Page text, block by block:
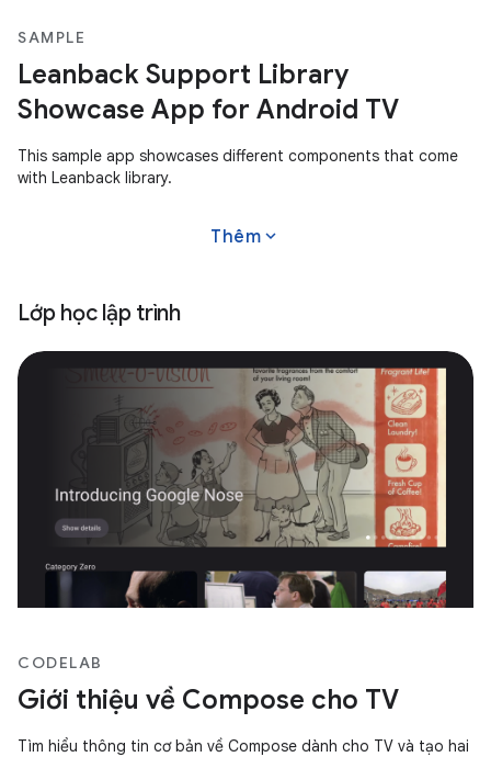
SAMPLE
Leanback Support Library
Showcase App for Android TV
This sample app showcases different components that come
with Leanback library.
Thêm expand_more
Lớp học lập trình
CODELAB
Giới thiệu về Compose cho TV
Tìm hiểu thông tin cơ bản về Compose dành cho TV và tạo hai